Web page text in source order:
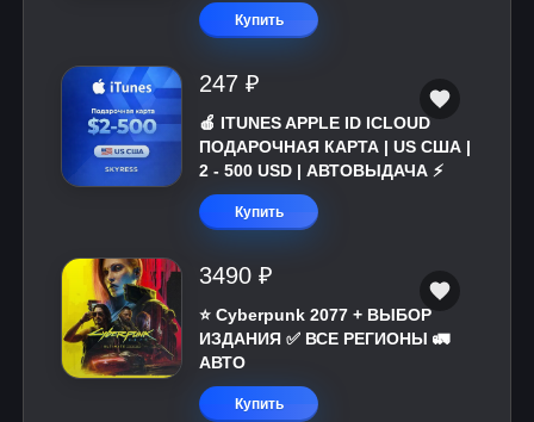
Купить
247 ₽
🍎 ITUNES APPLE ID ICLOUD
ПОДАРОЧНАЯ КАРТА | US США |
2 - 500 USD | АВТОВЫДАЧА ⚡️
Купить
3490 ₽
⭐ Cyberpunk 2077 + ВЫБОР
ИЗДАНИЯ ✅ ВСЕ РЕГИОНЫ 🚛
АВТО
Купить